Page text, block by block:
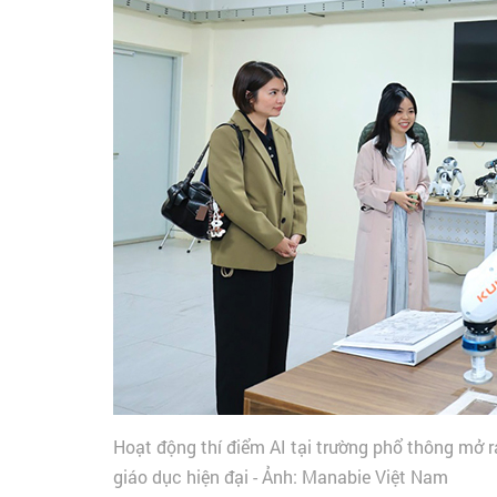
Hoạt động thí điểm AI tại trường phổ thông mở
giáo dục hiện đại - Ảnh: Manabie Việt Nam